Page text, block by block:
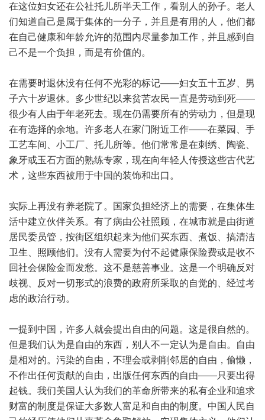
在这位妇女还在公社托儿所半天工作，看别人的孙子。老人
们知道自己是属于集体的一分子，并且是有用的人，他们都
在自己健康和年龄允许的范围内尽量参加工作，并且感到自
己不是一个负担，而是有价值的。
在需要时退休没有任何不光彩的标记——妇女五十五岁、男
子六十岁退休。多少世纪以来贫苦农民一直是劳动到死——
很少有人由于年老死去。现在仍需要所有的劳动力，但是现
在有选择的余地。许多老人在家门附近工作——在菜园、手
工艺车间、小工厂、托儿所等。他们常常是在刺绣、陶瓷、
象牙或玉石方面的熟练专家，现在向年轻人传授这些古代艺
术，这些东西被用于中国的装饰和出口。
实际上再没有养老院了。国家负担经济上的需要，在集体生
活中建立伙伴关系。有了病由公社照顾，在城市就是由街道
居民委员管，按街区组织起来为他们买东西、煮饭、搞清洁
卫生、照顾他们。没有人需要为付不起健康保险费或是收不
回社会保险金而发愁。这不是慈善事业。这是一个明确反对
歧视、反对一切形式的浪费的政府所采取的自觉的、经过考
虑的政治行动。
一提到中国，许多人就会提出自由的问题。这是很自然的。
但是我们认为是自由的东西，别人不一定认为是自由。自由
是相对的。污染的自由，不理会或剥削邻居的自由，偷懒，
不作出任何贡献的自由，出版任何东西的自由——只要出得
起钱。我们美国人认为我们的革命所带来的私有企业和追求
财富的制度是保证大多数人富足和自由的制度。中国人民自